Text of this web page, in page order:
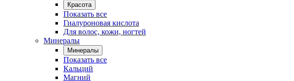
Красота
Показать все
Гиалуроновая кислота
Для волос, кожи, ногтей
Минералы
Минералы
Показать все
Кальций
Магний